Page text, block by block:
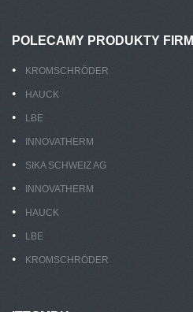
POLECAMY PRODUKTY FIRM
KROMSCHRÖDER
HAUCK
LBE
INNOVATHERM
SIKA SCHWEIZ AG
INNOVATHERM
HAUCK
LBE
KROMSCHRÖDER